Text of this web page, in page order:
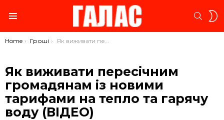
You are here:
Home Гроші Як виживати пересічним громадянам із новими тарифами на тепло та гарячу воду (ВІДЕО)
Як виживати пересічним
громадянам із новими
тарифами на тепло та гарячу
воду (ВІДЕО)